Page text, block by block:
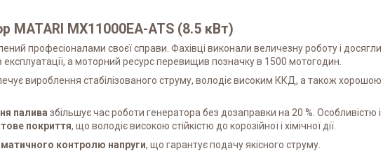
MATARI MX11000EA-ATS (8.5 кВт)
професіоналами своєї справи. Фахівці виконали величезну роботу і
експлуатації, а моторний ресурс перевищив позначку в 1500 мотогодин.
вироблення стабілізованого струму, володіє високим ККД, а також
палива збільшує час роботи генератора без дозаправки на 20 %. Особливістю
покриття, що володіє високою стійкістю до корозійної і хімічної дії.
контролю напруги, що гарантує подачу якісного струму.